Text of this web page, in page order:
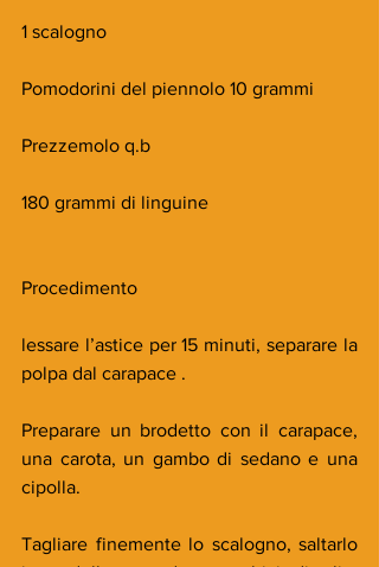
1 scalogno
Pomodorini del piennolo 10 grammi
Prezzemolo q.b
180 grammi di linguine
Procedimento
lessare l’astice per 15 minuti, separare la
polpa dal carapace .
Preparare un brodetto con il carapace,
una carota, un gambo di sedano e una
cipolla.
Tagliare finemente lo scalogno, saltarlo